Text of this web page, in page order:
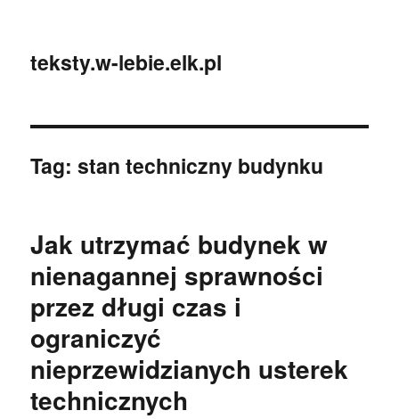
teksty.w-lebie.elk.pl
Tag:stan techniczny budynku
Jak utrzymać budynek w
nienagannej sprawności
przez długi czas i
ograniczyć
nieprzewidzianych usterek
technicznych